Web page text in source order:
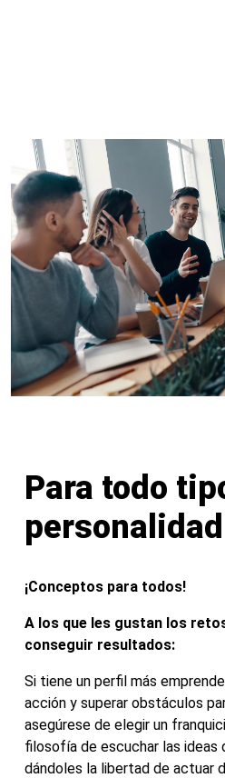
Para todo
personalidad
¡Conceptos para todos!
A los que les gustan los
conseguir resultados:
Si tiene un perfil más
acción y superar obstáculos
asegúrese de elegir un
filosofía de escuchar las ideas
dándoles la libertad de actuar